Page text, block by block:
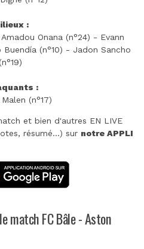
:
Onana (n°24) - Evann
(n°10) - Jadon Sancho
(n°19)
:
(n°17)
et bien d'autres EN LIVE
résumé...) sur notre APPLI
match FC Bâle - Aston